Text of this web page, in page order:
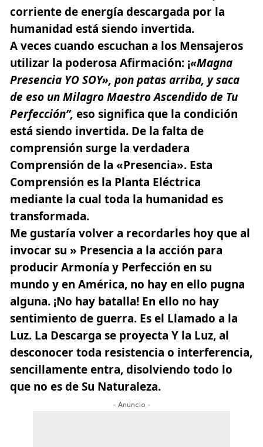
corriente de energía descargada por la
humanidad está siendo invertida.
A veces cuando escuchan a los Mensajeros
utilizar la poderosa Afirmación: ¡«Magna
Presencia YOSOY», ponpatasarriba, y saca
de eso un Milagro Maestro Ascendido de Tu
Perfección”, eso significa que la condición
está siendo invertida. De la falta de
comprensión surge la verdadera
Comprensión de la «Presencia». Esta
Comprensión es la Planta Eléctrica
mediante la cual toda la humanidad es
transformada.
Me gustaría volver a recordarles hoy que al
invocar su » Presencia a la acción para
producir Armonía y Perfección en su
mundo y en América, no hay en ello pugna
alguna. ¡No hay batalla! En ello no hay
sentimiento de guerra. Es el Llamado a la
Luz. La Descarga se proyecta Y la Luz, al
desconocer toda resistencia o interferencia,
sencillamente entra, disolviendo todo lo
que no es de Su Naturaleza.
- Anuncio -